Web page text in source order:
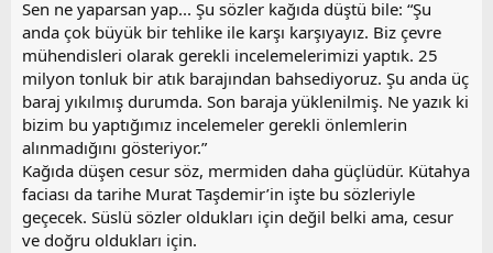
Sen ne yaparsan yap... Şu sözler kağıda düştü bile: “Şu
anda çok büyük bir tehlike ile karşı karşıyayız. Biz çevre
mühendisleri olarak gerekli incelemelerimizi yaptık. 25
milyon tonluk bir atık barajından bahsediyoruz. Şu anda üç
baraj yıkılmış durumda. Son baraja yüklenilmiş. Ne yazık ki
bizim bu yaptığımız incelemeler gerekli önlemlerin
alınmadığını gösteriyor.”
Kağıda düşen cesur söz, mermiden daha güçlüdür. Kütahya
faciası da tarihe Murat Taşdemir’in işte bu sözleriyle
geçecek. Süslü sözler oldukları için değil belki ama, cesur
ve doğru oldukları için.